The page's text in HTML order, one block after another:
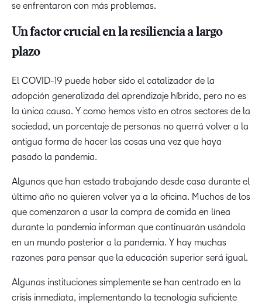
se enfrentaron con más problemas.
Un factor crucial en la resiliencia a largo
plazo
El COVID-19 puede haber sido el catalizador de la
adopción generalizada del aprendizaje híbrido, pero no es
la única causa. Y como hemos visto en otros sectores de la
sociedad, un porcentaje de personas no querrá volver a la
antigua forma de hacer las cosas una vez que haya
pasado la pandemia.
Algunos que han estado trabajando desde casa durante el
último año no quieren volver ya a la oficina. Muchos de los
que comenzaron a usar la compra de comida en línea
durante la pandemia informan que continuarán usándola
en un mundo posterior a la pandemia. Y hay muchas
razones para pensar que la educación superior será igual.
Algunas instituciones simplemente se han centrado en la
crisis inmediata, implementando la tecnología suficiente